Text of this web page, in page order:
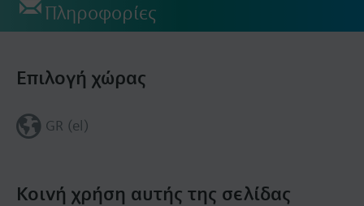
Πληροφορίες
Κοινή χρήση αυτής της σελίδας
Επιλογή χώρας
GR (el)